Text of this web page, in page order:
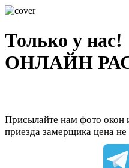
Только у нас!
ОНЛАЙН
Присылайте нам фото окон
приезда замерщика цена не